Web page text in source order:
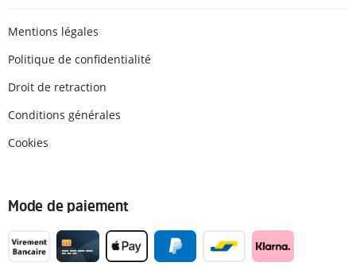
Mentions légales
Politique de confidentialité
Droit de retraction
Conditions générales
Cookies
Mode de paiement